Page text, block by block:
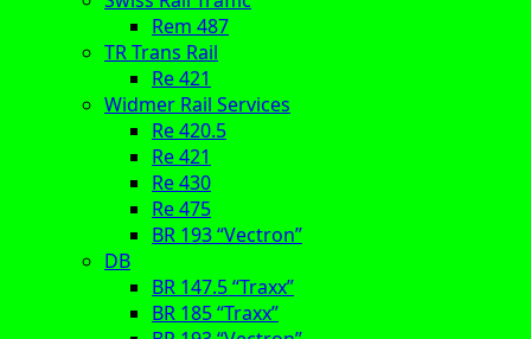
Rem 487
TR Trans Rail
Re 421
Widmer Rail Services
Re 420.5
Re 421
Re 430
Re 475
BR 193 “Vectron”
DB
BR 147.5 “Traxx”
BR 185 “Traxx”